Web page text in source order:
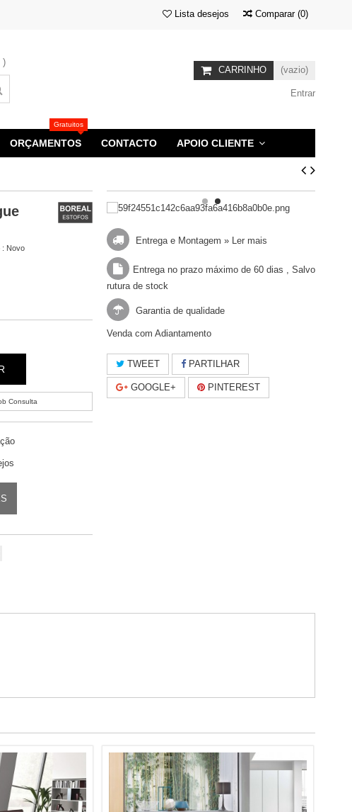
Comparar (0)
Lista desejos
)
CARRINHO (vazio)
Entrar
ORÇAMENTOS
Gratuitos
CONTACTO APOIO CLIENTE
: Novo
Consulta
Entrega e Montagem » Ler mais
Entrega no prazo máximo de 60 dias , Salvo
rutura de stock
Garantia de qualidade
Venda com Adiantamento
TWEET PARTILHAR
GOOGLE+ PINTEREST